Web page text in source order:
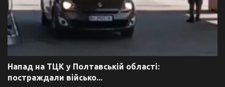
Напад на ТЦК у Полтавській області:
постраждали військо...